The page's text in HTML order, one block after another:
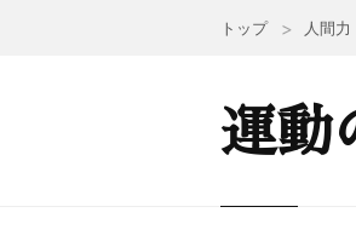
トップ 人間
運動